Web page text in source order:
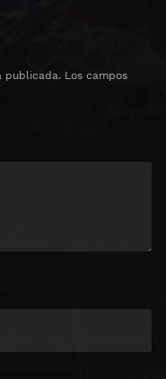
1 hora
publicada. Los campos